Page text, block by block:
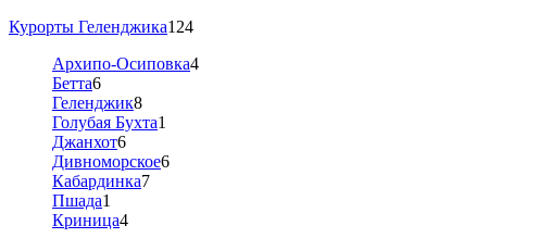
Курорты Геленджика124
Архипо-Осиповка4
Бетта6
Геленджик8
Голубая Бухта1
Джанхот6
Дивноморское6
Кабардинка7
Пшада1
Криница4